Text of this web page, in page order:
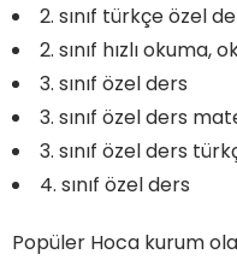
2. sınıf türkçe özel
2. sınıf hızlı okuma,
3. sınıf özel ders
3. sınıf özel ders
3. sınıf özel ders
4. sınıf özel ders
Popüler Hoca kurum